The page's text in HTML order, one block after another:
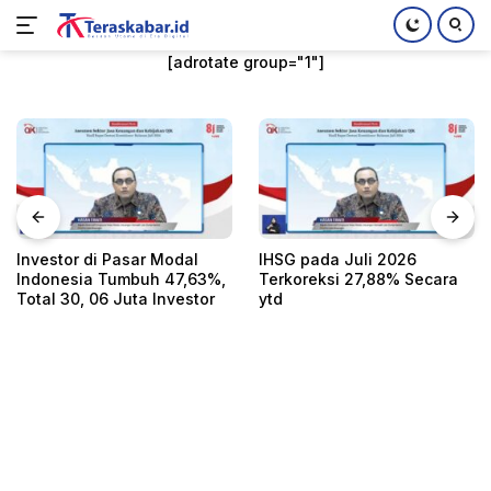
[adrotate group="1"]
Investor di Pasar Modal
Indonesia Tumbuh 47,63%,
Total 30, 06 Juta Investor
IHSG pada Juli 2026
Terkoreksi 27,88% Secara
ytd